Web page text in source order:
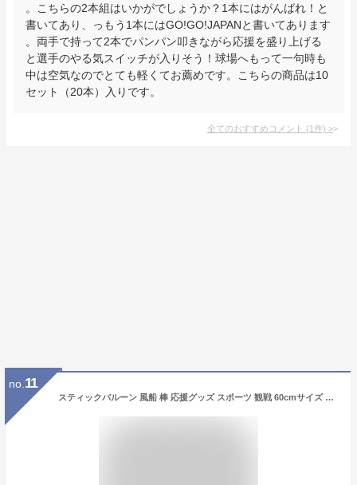
。こちらの2本組はいかがでしょうか？1本にはがんばれ！と
書いてあり、っもう1本にはGO!GO!JAPANと書いてあります
。両手で持って2本でパンパン叩きながら応援を盛り上げる
と選手のやる気スイッチが入りそう！球場へもって一句時も
中は空気なのでとても軽くてお薦めです。こちらの商品は10
セット（20本）入りです。
全てのおすすめコメント (1件) >
no. 11
スティックバルーン 風船 棒 応援グッズ スポーツ 観戦 60cmサイズ 20本セット 手持ち 試合 【メタリックカラー】